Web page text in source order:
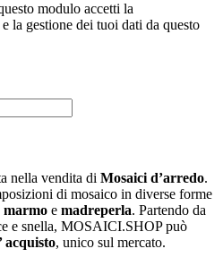
modulo accetti la
la gestione dei tuoi dati da questo
nella vendita di Mosaici d’arredo.
di mosaico in diverse forme
marmo e madreperla. Partendo da
e snella, MOSAICI.SHOP può
acquisto, unico sul mercato.